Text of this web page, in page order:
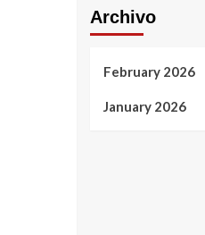
Archivo
February 2026
January 2026